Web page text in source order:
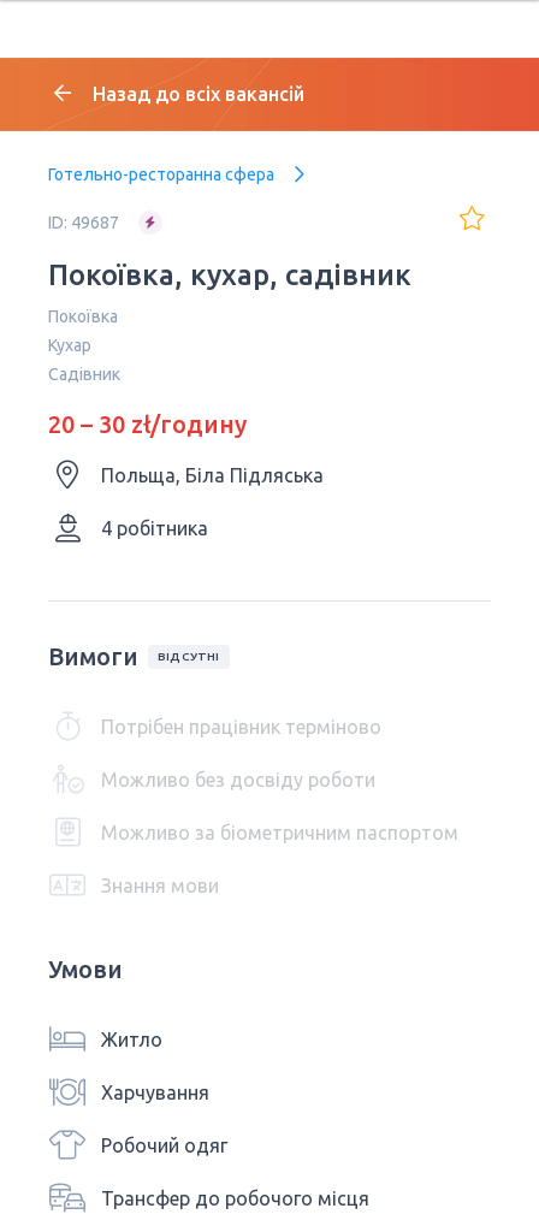
Назад до всіх вакансій
Готельно-ресторанна сфера
ID: 49687
Покоївка, кухар, садівник
Покоївка
Кухар
Садівник
20 – 30 zł/годину
Польща, Біла Підляська
4 робітника
Вимоги ВІДСУТНІ
Потрібен працівник терміново
Можливо без досвіду роботи
Можливо за біометричним паспортом
Знання мови
Умови
Житло
Харчування
Робочий одяг
Трансфер до робочого місця